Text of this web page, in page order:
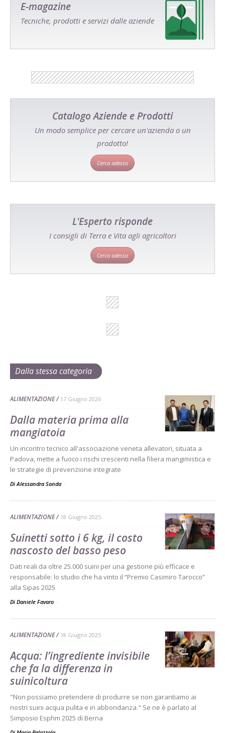
E-magazine
Tecniche, prodotti e servizi dalle aziende
Catalogo Aziende e Prodotti
Un modo semplice per cercare un'azienda o un
prodotto!
Cerca adesso
L'Esperto risponde
I consigli di Terra e Vita agli agricoltori
Cerca adesso
Dalla stessa categoria
ALIMENTAZIONE 17 Giugno 2026
Dalla materia prima alla
mangiatoia
Un incontro tecnico all'associazione veneta allevatori, situata a
Padova, mette a fuoco i rischi crescenti nella filiera mangimistica e
le strategie di prevenzione integrate
Di Alessandra Sonda -
ALIMENTAZIONE 18 Giugno 2025
Suinetti sotto i 6 kg, il costo
nascosto del basso peso
Dati reali da oltre 25.000 suini per una gestione più efficace e
responsabile: lo studio che ha vinto il “Premio Casimiro Tarocco”
alla Sipas 2025
Di Daniele Favaro -
ALIMENTAZIONE 18 Giugno 2025
Acqua: l’ingrediente invisibile
che fa la differenza in
suinicoltura
"Non possiamo pretendere di produrre se non garantiamo ai
nostri suini acqua pulita e in abbondanza." Se ne è parlato al
Simposio Esphm 2025 di Berna